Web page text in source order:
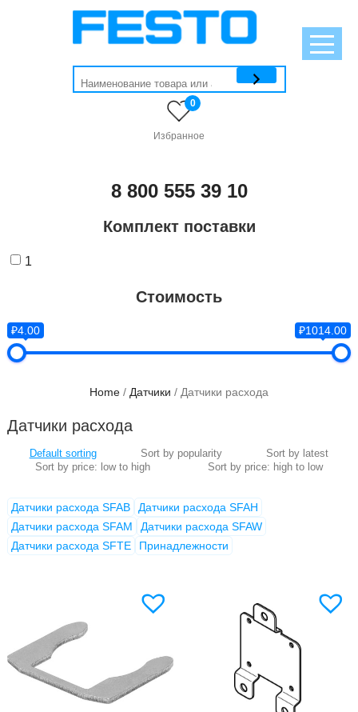
Избранное
0
8 800 555 39 10
Комплект поставки
1
Стоимость
₽4.00 ₽1014.00
Home / Датчики / Датчики расхода
Датчики расхода
Датчики расхода SFAB
Датчики расхода SFAH
Датчики расхода SFAM
Датчики расхода SFAW
Датчики расхода SFTE
Принадлежности